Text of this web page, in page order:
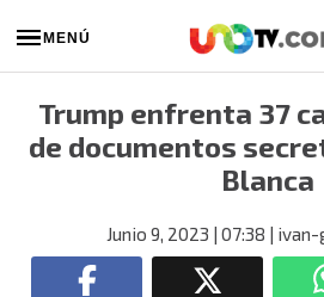
MENÚ
Trump enfrenta 37
de documentos
Blanca
Junio 9, 2023 | 07:38 |